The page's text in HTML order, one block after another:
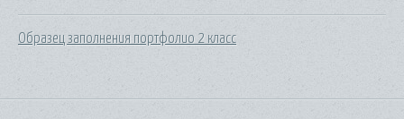
Образец заполнения портфолио 2 класс